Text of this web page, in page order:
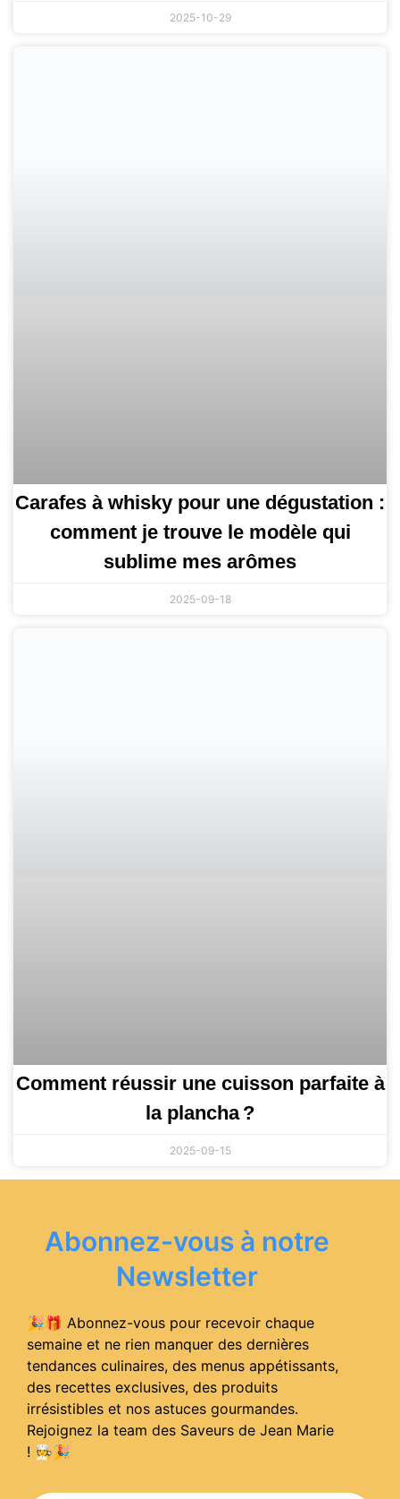
2025-10-29
Carafes à whisky pour une dégustation :
comment je trouve le modèle qui
sublime mes arômes
2025-09-18
Comment réussir une cuisson parfaite à
la plancha ?
2025-09-15
Abonnez-vous à notre
Newsletter
🎉🎁 Abonnez-vous pour recevoir chaque
semaine et ne rien manquer des dernières
tendances culinaires, des menus appétissants,
des recettes exclusives, des produits
irrésistibles et nos astuces gourmandes.
Rejoignez la team des Saveurs de Jean Marie
! 🧑‍🍳🎉